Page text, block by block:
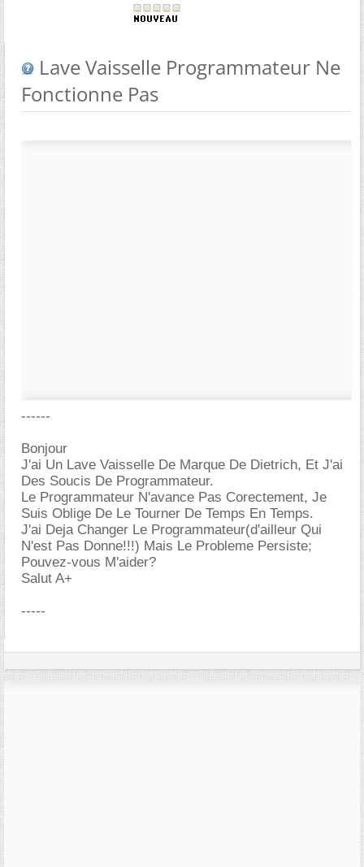
Lave Vaisselle Programmateur Ne
Fonctionne Pas
------
Bonjour
J'ai Un Lave Vaisselle De Marque De Dietrich, Et J'ai
Des Soucis De Programmateur.
Le Programmateur N'avance Pas Corectement, Je
Suis Oblige De Le Tourner De Temps En Temps.
J'ai Deja Changer Le Programmateur(d'ailleur Qui
N'est Pas Donne!!!) Mais Le Probleme Persiste;
Pouvez-vous M'aider?
Salut A+
-----